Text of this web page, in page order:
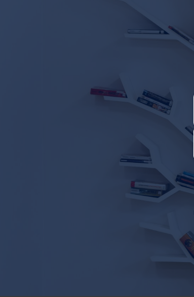
Newsletter
biblioteki